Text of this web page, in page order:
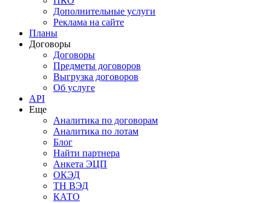
Дополнительные услуги
Реклама на сайте
Планы
Договоры
Договоры
Предметы договоров
Выгрузка договоров
Об услуге
API
Еще
Аналитика по договорам
Аналитика по лотам
Блог
Найти партнера
Анкета ЭЦП
ОКЭД
ТН ВЭД
КАТО